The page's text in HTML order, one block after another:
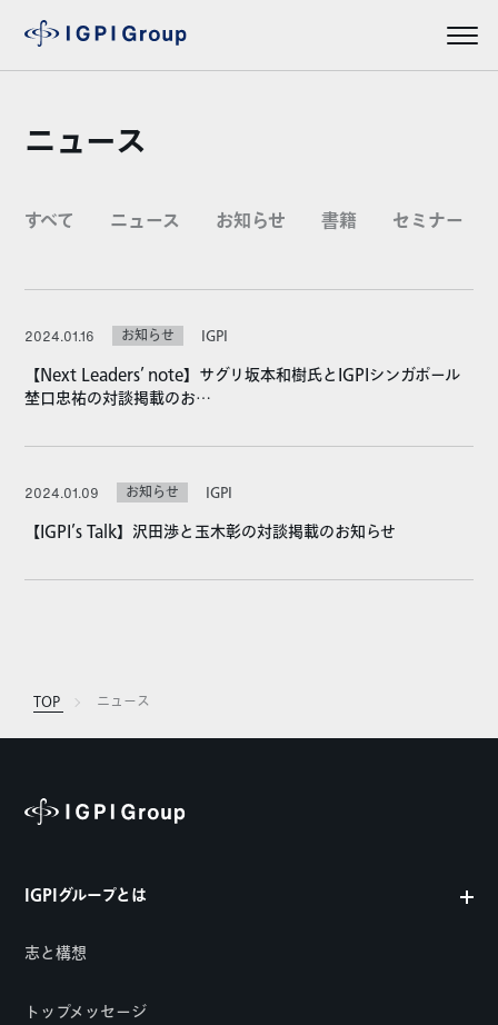
ニュース
すべて ニュース お知らせ 書籍 セミナー
2024.01.16 お知らせ IGPI
【Next Leaders’ note】サグリ坂本和樹氏とIGPIシンガポール
埜口忠祐の対談掲載のお…
2024.01.09 お知らせ IGPI
【IGPI’s Talk】沢田渉と玉木彰の対談掲載のお知らせ
TOP ニュース
IGPIグループとは
志と構想
トップメッセージ